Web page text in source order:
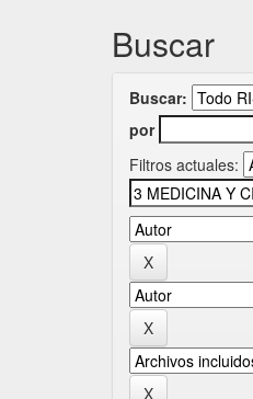
Buscar
Buscar:
por
Filtros actuales: